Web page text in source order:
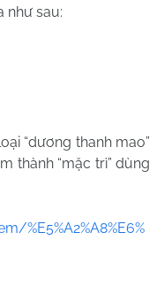
như sau:
“dương thanh mao”
thành “mặc trì” dùng
%E5%A2%A8%E6%